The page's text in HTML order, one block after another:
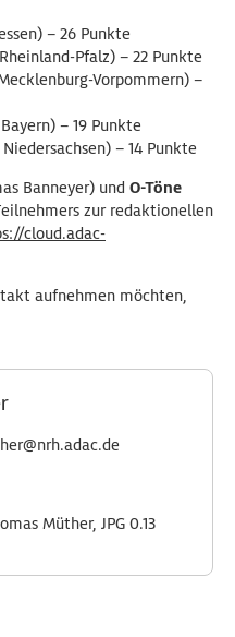
– 26 Punkte
Pfalz) – 22 Punkte
Vorpommern) –
– 19 Punkte
– 14 Punkte
Banneyer) und O-Töne
zur redaktionellen
cloud.adac-
aufnehmen möchten,
Müther, JPG 0.13